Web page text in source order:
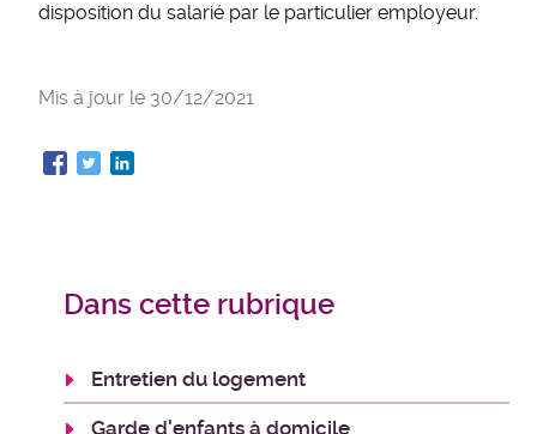
disposition du salarié par le particulier employeur.
Mis à jour le 30/12/2021
Dans cette rubrique
Entretien du logement
Garde d'enfants à domicile